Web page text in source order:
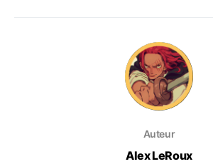
Auteur
Alex LeRoux